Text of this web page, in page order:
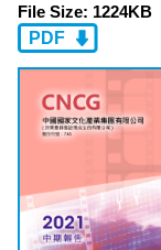
File Size: 1224KB
PDF